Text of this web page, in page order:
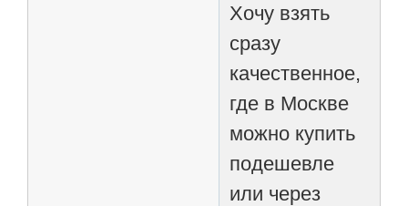
Хочу взять
сразу
качественное,
где в Москве
можно купить
подешевле
или через